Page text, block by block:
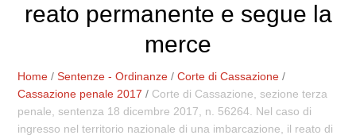
reato permanente e segue la
merce
Home /Sentenze - Ordinanze /Corte di Cassazione /
Cassazione penale 2017 / Corte di Cassazione, sezione terza
penale, sentenza 18 dicembre 2017, n. 56264. Nel caso di
ingresso nel territorio nazionale di una imbarcazione, il reato di